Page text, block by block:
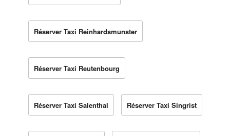
Réserver Taxi Reinhardsmunster
Réserver Taxi Reutenbourg
Réserver Taxi Salenthal Réserver Taxi Singrist